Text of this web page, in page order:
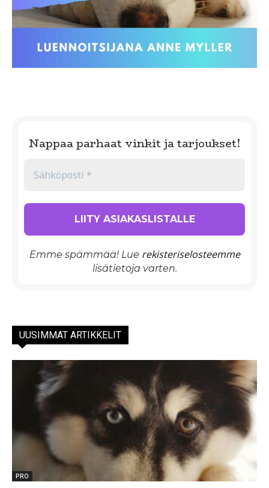
Nappaa parhaat vinkit ja tarjoukset!
Emme spämmää! Lue rekisteriselosteemme
lisätietoja varten.
UUSIMMAT ARTIKKELIT
PRO